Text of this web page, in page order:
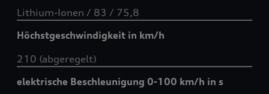
Lithium-Ionen / 83 / 75,8
Höchstgeschwindigkeit in km/h
210 (abgeregelt)
elektrische Beschleunigung 0-100 km/h in s